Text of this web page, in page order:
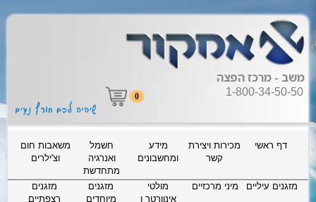
משב - מרכז הפצה
1-800-34-50-50
0
דף ראשי
מכירות ויצירת
קשר
מידע
ומחשבונים
חשמל
ואנרגיה
מתחדשת
משאבות חום
וצ'ילרים
מזגנים עיליים מיני מרכזיים
מולטי
אינוורטר ו
מזגנים
מיוחדים
מזגנים
רצפתיים